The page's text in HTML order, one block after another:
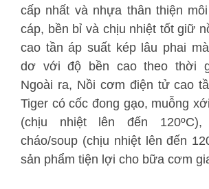
cấp nhất và nhựa thân thiện
cáp, bền bỉ và chịu nhiệt tốt giữ
cao tần áp suất kép lâu phai
dơ với độ bền cao theo thời
Ngoài ra, Nồi cơm điện tử cao
Tiger có cốc đong gạo, muỗng
(chịu nhiệt lên đến 120ºC),
cháo/soup (chịu nhiệt lên đến
sản phẩm tiện lợi cho bữa cơm